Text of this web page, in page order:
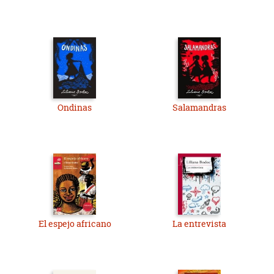
Ondinas Salamandras
El espejo africano La entrevista